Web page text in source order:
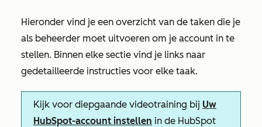
Hieronder vind je een overzicht van de taken die je
als beheerder moet uitvoeren om je account in te
stellen. Binnen elke sectie vind je links naar
gedetailleerde instructies voor elke taak.
Kijk voor diepgaande videotraining bij Uw
HubSpot-account instellen in de HubSpot